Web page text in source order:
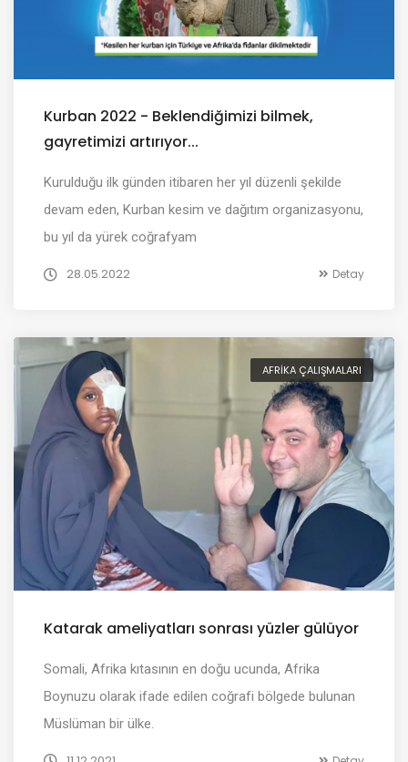
Kurban 2022 - Beklendiğimizi bilmek,
gayretimizi artırıyor...
Kurulduğu ilk günden itibaren her yıl düzenli şekilde
devam eden, Kurban kesim ve dağıtım organizasyonu,
bu yıl da yürek coğrafyam
28.05.2022 Detay
AFRIKA ÇALIŞMALARI
Katarak ameliyatları sonrası yüzler gülüyor
Somali, Afrika kıtasının en doğu ucunda, Afrika
Boynuzu olarak ifade edilen coğrafi bölgede bulunan
Müslüman bir ülke.